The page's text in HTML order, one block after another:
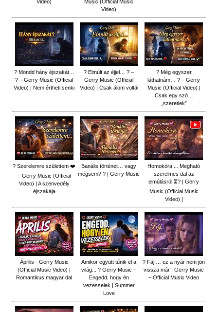
Video)
Music (Official Music
Video)
? Mondd hány éjszakát…
? – Gerry Music (Official
Video) | Nem értheti senki
? Elmúlt az éjjel… ? –
Gerry Music (Official
Video) | Csak álom voltál
? Még egyszer
láthatnám… ? – Gerry
Music (Official Video) |
Csak egy szó…
„szeretlek”
? Szerelemre születtem ❤️
– Gerry Music (Official
Video) | A szenvedély
éjszakája
Banális történet… vagy
mégsem? ? | Gerry Music
Homokóra ... Megható
szerelmes dal az
elmúlásról ⏳? | Gerry
Music (Official Music
Video) |
Április - Gerry Music
(Official Music Video) |
Romantikus magyar dal
Amikor együtt tűnik el a
világ... ? Gerry Music –
Engedd, hogy én
vezesselek | Summer
Love
? Fáj … ez a nyár nem jön
vissza már | Gerry Music
– Official Music Video